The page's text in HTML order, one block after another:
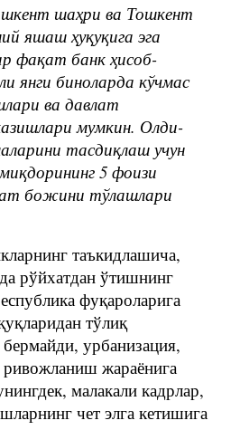
шаҳри ва Тошкент
яшаш ҳуқуқига эга
фақат банк ҳисоб-
янги биноларда кўчмас
ва давлат
мумкин. Олди-
тасдиқлаш учун
5 фоизи
божини тўлашлари
таъкидлашича,
рўйхатдан ўтишнинг
фуқароларига
тўлиқ
урбанизация,
жараёнига
малакали кадрлар,
чет элга кетишига